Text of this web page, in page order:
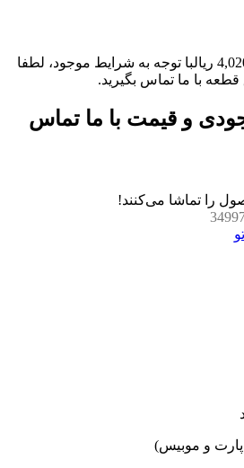
ریالبا توجه به شرایط موجود، لطفا
با ما تماس بگیرید.
و قیمت با ما تماس
را تماشا می‌کنند!
پارت و موبیس)